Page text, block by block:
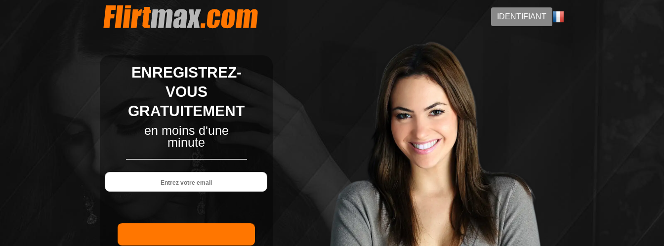
IDENTIFIANT
ENREGISTREZ-
VOUS
GRATUITEMENT
en moins d'une
minute